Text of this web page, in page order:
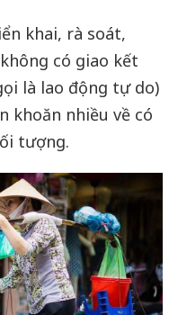
khai, rà soát,
có giao kết
là lao động tự do)
khoăn nhiều về có
tượng.